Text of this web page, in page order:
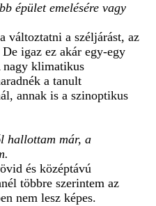
épület emelésére vagy
változtatni a széljárást, az
igaz ez akár egy-egy
nagy klimatikus
a tanult
annak is a szinoptikus
hallottam már, a
és középtávú
többre szerintem az
nem lesz képes.